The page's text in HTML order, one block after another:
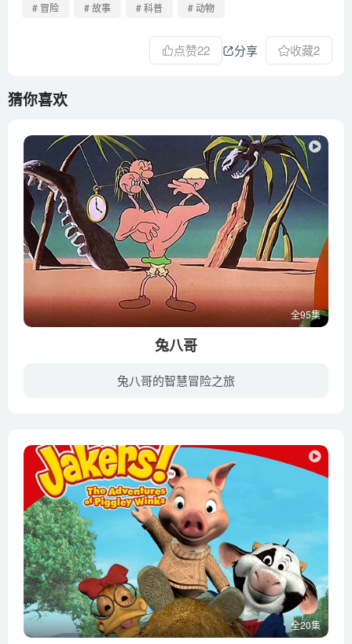
# 冒险
# 故事 # 科普 # 动物
点赞22 分享 收藏2
猜你喜欢
全95集
兔八哥
兔八哥的智慧冒险之旅
全20集